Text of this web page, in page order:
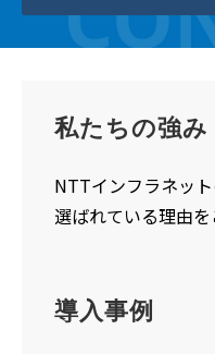
私たちの強み
NTTインフラネッ
選ばれている理由を
導入事例